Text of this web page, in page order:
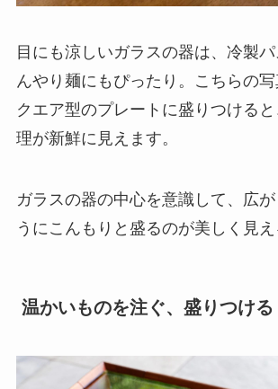
目にも涼しいガラスの器は、冷製
んやり麺にもぴったり。こちらの
クエア型のプレートに盛りつける
理が新鮮に見えます。
ガラスの器の中心を意識して、広
うにこんもりと盛るのが美しく見え
温かいものを注ぐ、盛りつける